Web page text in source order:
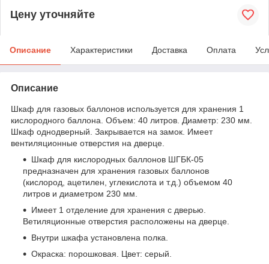
Цену уточняйте
Описание Характеристики Доставка Оплата
Описание
Шкаф для газовых баллонов используется для хранения 1
кислородного баллона. Объем: 40 литров. Диаметр: 230 мм.
Шкаф однодверный. Закрывается на замок. Имеет
вентиляционные отверстия на дверце.
Шкаф для кислородных баллонов ШГБК-05
предназначен для хранения газовых баллонов
(кислород, ацетилен, углекислота и т.д.) объемом 40
литров и диаметром 230 мм.
Имеет 1 отделение для хранения с дверью.
Ветиляционные отверстия расположены на дверце.
Внутри шкафа установлена полка.
Окраска: порошковая. Цвет: серый.